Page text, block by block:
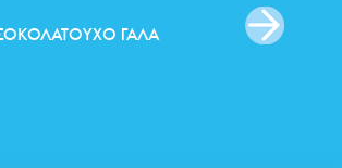
ΓΆΛΑ